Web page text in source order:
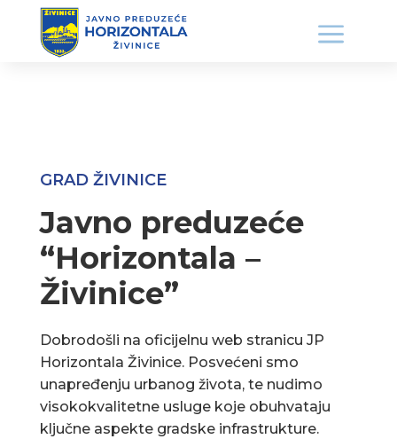
GRAD ŽIVINICE
Javno preduzeće
“Horizontala –
Živinice”
Dobrodošli na oficijelnu web stranicu JP
Horizontala Živinice. Posvećeni smo
unapređenju urbanog života, te nudimo
visokokvalitetne usluge koje obuhvataju
ključne aspekte gradske infrastrukture.